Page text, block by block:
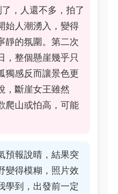
，人還不多，拍了
始人潮湧入，變得
靜的氛圍。第二次
，整個懸崖幾乎只
獨感反而讓景色更
，斷崖女王雖然
爬山或怕高，可能
預報說晴，結果突
變得模糊，照片效
學到，出發前一定